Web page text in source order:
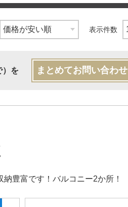
表示件数
）を まとめてお問い合わせ
豊富です！バルコニー2か所！